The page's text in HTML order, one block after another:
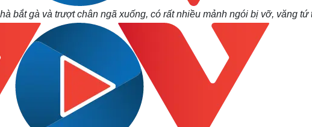
bắt gà và trượt chân ngã xuống, có rất nhiều mảnh ngói bị vỡ, văng tứ